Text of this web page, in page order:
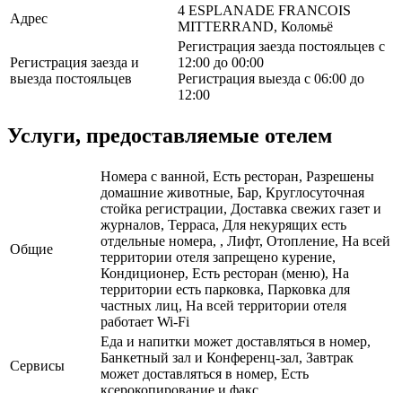
Адрес
4 ESPLANADE FRANCOIS
MITTERRAND, Коломьё
Регистрация заезда и
выезда постояльцев
Регистрация заезда постояльцев с
12:00 до 00:00
Регистрация выезда с 06:00 до
12:00
Услуги, предоставляемые отелем
Общие
Номера с ванной, Есть ресторан, Разрешены
домашние животные, Бар, Круглосуточная
стойка регистрации, Доставка свежих газет и
журналов, Терраса, Для некурящих есть
отдельные номера, , Лифт, Отопление, На всей
территории отеля запрещено курение,
Кондиционер, Есть ресторан (меню), На
территории есть парковка, Парковка для
частных лиц, На всей территории отеля
работает Wi-Fi
Сервисы
Еда и напитки может доставляться в номер,
Банкетный зал и Конференц-зал, Завтрак
может доставляться в номер, Есть